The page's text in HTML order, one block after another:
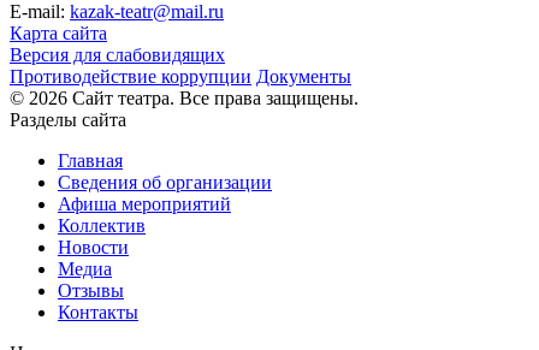
E-mail: kazak-teatr@mail.ru
Карта сайта
Версия для слабовидящих
Противодействие коррупции Документы
© 2026 Сайт театра. Все права защищены.
Разделы сайта
Главная
Сведения об организации
Афиша мероприятий
Коллектив
Новости
Медиа
Отзывы
Контакты